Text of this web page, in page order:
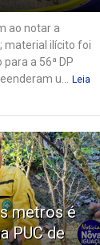
ao notar a
material ilícito foi
a 56ª DP
u...
Leia
metros é
PUC de